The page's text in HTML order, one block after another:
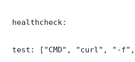
healthcheck:
test: ["CMD", "curl", "-f",